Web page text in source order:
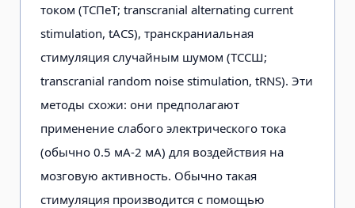
током (ТСПеТ; transcranial alternating current
stimulation, tACS), транскраниальная
стимуляция случайным шумом (ТССШ;
transcranial random noise stimulation, tRNS). Эти
методы схожи: они предполагают
применение слабого электрического тока
(обычно 0.5 мА-2 мА) для воздействия на
мозговую активность. Обычно такая
стимуляция производится с помощью